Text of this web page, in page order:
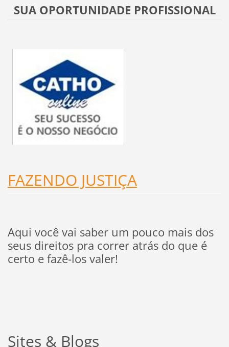
SUA OPORTUNIDADE PROFISSIONAL
FAZENDO JUSTIÇA
Aqui você vai saber um pouco mais dos
seus direitos pra correr atrás do que é
certo e fazê-los valer!
Sites & Blogs